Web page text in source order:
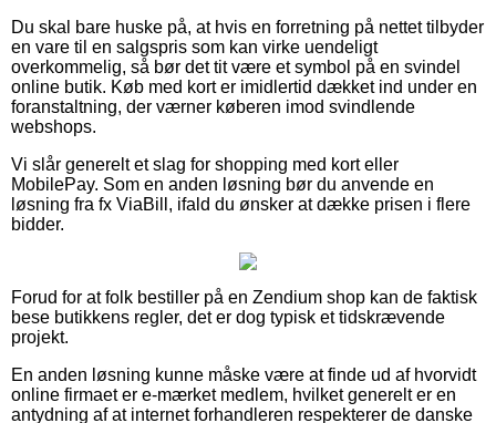
Du skal bare huske på, at hvis en forretning på nettet tilbyder
en vare til en salgspris som kan virke uendeligt
overkommelig, så bør det tit være et symbol på en svindel
online butik. Køb med kort er imidlertid dækket ind under en
foranstaltning, der værner køberen imod svindlende
webshops.
Vi slår generelt et slag for shopping med kort eller
MobilePay. Som en anden løsning bør du anvende en
løsning fra fx ViaBill, ifald du ønsker at dække prisen i flere
bidder.
Forud for at folk bestiller på en Zendium shop kan de faktisk
bese butikkens regler, det er dog typisk et tidskrævende
projekt.
En anden løsning kunne måske være at finde ud af hvorvidt
online firmaet er e-mærket medlem, hvilket generelt er en
antydning af at internet forhandleren respekterer de danske